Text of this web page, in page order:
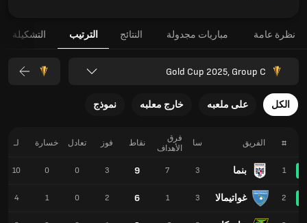
نظرة عامة مباريات مجدولة النتائج الترتيب التشكيلة
Gold Cup 2025, Group C
الكل على ملعبه خارج معلبه نموذج
# الفريق
1 بنما
2 غواتيمالا
سا
فرق
الأهداف
نقاط فوز تعادل خسارة لـ
3
7
9
3
0
0
10
3
1
6
2
0
1
4